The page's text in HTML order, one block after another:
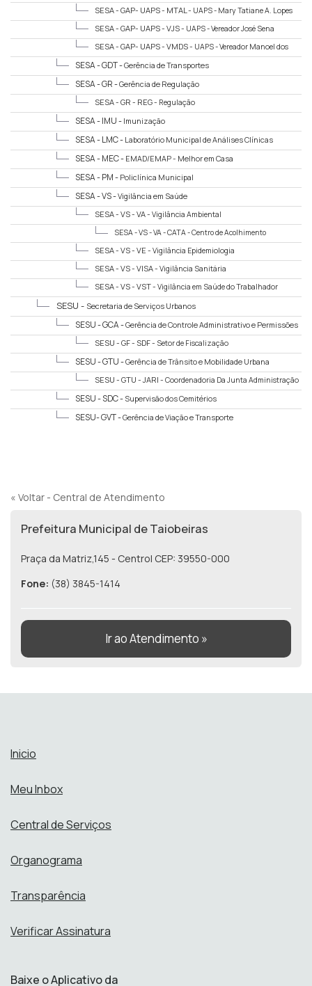
SESA - GAP- UAPS - MTAL - UAPS - Mary Tatiane A. Lopes
SESA - GAP- UAPS - VJS - UAPS - Vereador José Sena
SESA - GAP- UAPS - VMDS - UAPS - Vereador Manoel dos
SESA - GDT -Gerência de Transportes
SESA - GR -Gerência de Regulação
SESA - GR - REG - Regulação
SESA - IMU - Imunização
SESA - LMC - Laboratório Municipal de Análises Clínicas
SESA - MEC - EMAD/EMAP - Melhor em Casa
SESA - PM - Policlínica Municipal
SESA - VS -Vigilância em Saúde
SESA - VS - VA - Vigilância Ambiental
SESA - VS - VA - CATA -Centro de Acolhimento
Transitório e Adoção
SESA - VS - VE - Vigilância Epidemiologia
SESA - VS - VISA - Vigilância Sanitária
SESA - VS - VST - Vigilância em Saúde do Trabalhador
SESU - Secretaria de Serviços Urbanos
SESU - GCA -Gerência de Controle Administrativo e Permissões
SESU - GF - SDF - Setor de Fiscalização
SESU - GTU -Gerência de Trânsito e Mobilidade Urbana
SESU - GTU - JARI - Coordenadoria Da Junta Administração
de Recursos e Infração - Jari
SESU - SDC - Supervisão dos Cemitérios
SESU- GVT -Gerência de Viação e Transporte
« Voltar - Central de Atendimento
Prefeitura Municipal de Taiobeiras
Praça da Matriz,145 - Centro| CEP: 39550-000
Fone: (38) 3845-1414
Ir ao Atendimento »
Inicio
Meu Inbox
Central de Serviços
Organograma
Transparência
Verificar Assinatura
Baixe o Aplicativo da